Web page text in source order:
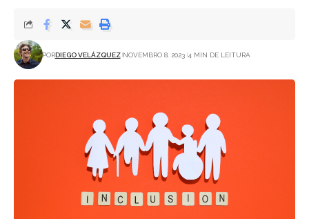
PORDIEGO VELÁZQUEZ NOVEMBRO 8, 2023 4 MIN DE LEITURA